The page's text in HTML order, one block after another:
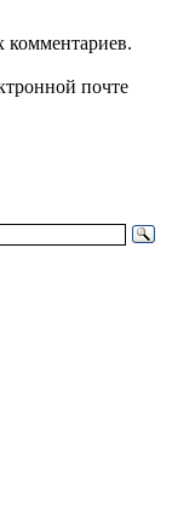
почте